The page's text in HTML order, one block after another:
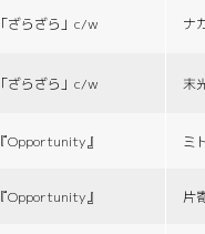
「ざらざら」c/w ナ
「ざらざら」c/w 末
『Opportunity』 ミ
『Opportunity』 片